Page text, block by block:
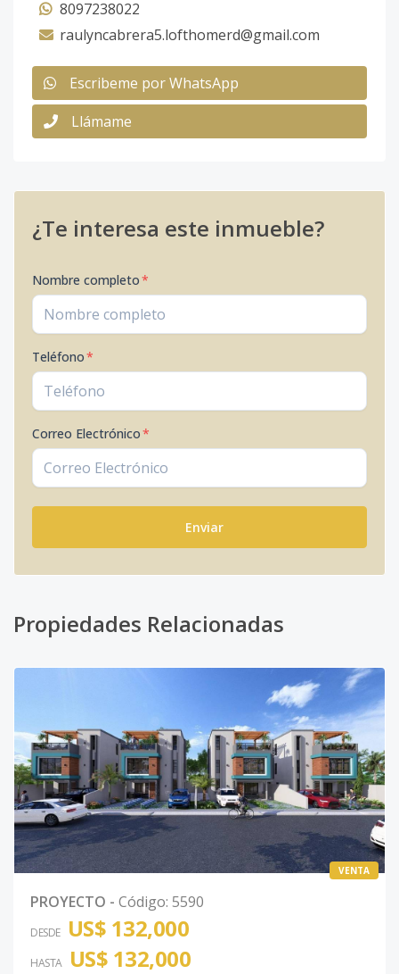
8097238022
raulyncabrera5.lofthomerd@gmail.com
Escribeme por WhatsApp
Llámame
¿Te interesa este inmueble?
Nombre completo*
Teléfono*
Correo Electrónico*
Enviar
Propiedades Relacionadas
VENTA
PROYECTO - Código: 5590
DESDE US$ 132,000
HASTA US$ 132,000